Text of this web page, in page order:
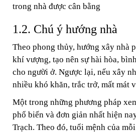
trong nhà được cân bằng
1.2. Chú ý hướng nhà
Theo phong thủy, hướng xây nhà
khí vượng, tạo nên sự hài hòa,
cho người ở. Ngược lại, nếu xây
nhiều khó khăn, trắc trở, mất mát
Một trong những phương pháp
phổ biến và đơn giản nhất hiện
Trạch. Theo đó, tuổi mệnh của